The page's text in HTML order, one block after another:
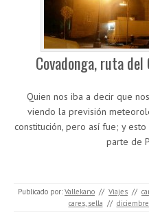
Covadonga, ruta
Quien nos iba a decir que
viendo la previsión
constitución, pero así fue; y
parte de
Publicado por: Vallekano // Viajes //
cares, sella //